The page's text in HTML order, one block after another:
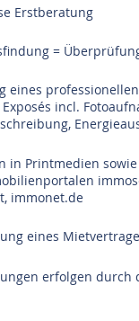
Erstberatung
=
eines
incl.
in Printmedien
immonet.de
eines
erfolgen durch